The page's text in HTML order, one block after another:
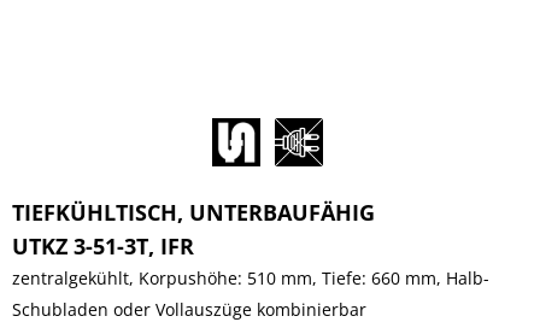
TIEFKÜHLTISCH, UNTERBAUFÄHIG
UTKZ 3-51-3T, IFR
zentralgekühlt, Korpushöhe: 510 mm, Tiefe: 660 mm, Halb-
Schubladen oder Vollauszüge kombinierbar